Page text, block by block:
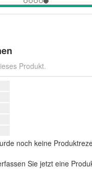
Produkt.
noch keine
Sie jetzt eine